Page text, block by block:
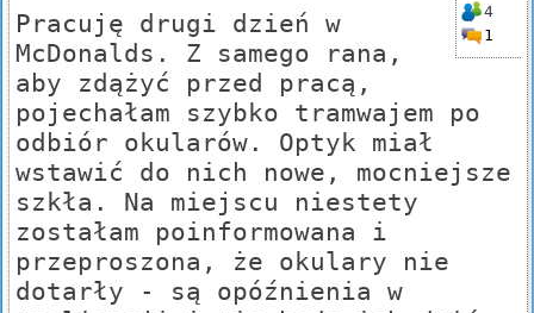
4
1
Pracuję drugi dzień w
McDonalds. Z samego rana,
aby zdążyć przed pracą,
pojechałam szybko tramwajem po
odbiór okularów. Optyk miał
wstawić do nich nowe, mocniejsze
szkła. Na miejscu niestety
zostałam poinformowana i
przeproszona, że okulary nie
dotarły - są opóźnienia w